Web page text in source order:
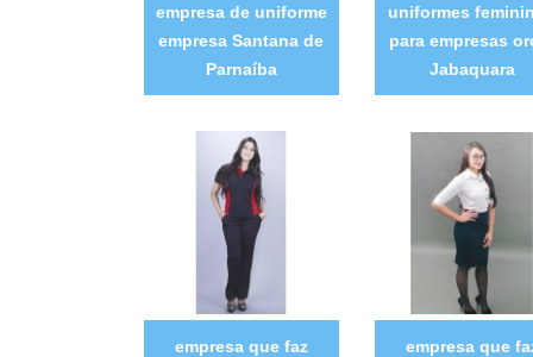
empresa de uniforme
empresa Santana de
Parnaíba
uniformes
para empresas
Jabaquara
empresa que faz
empresa que